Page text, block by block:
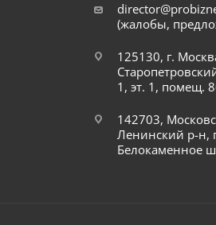
(жалобы,
125130, г.
1, эт. 1, помещ.
142703,
Ленинский р-н,
Белокаменное